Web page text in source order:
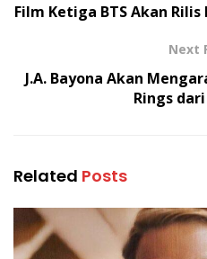
Film Ketiga BTS Akan
Next
J.A. Bayona Akan
Rings
Related Posts